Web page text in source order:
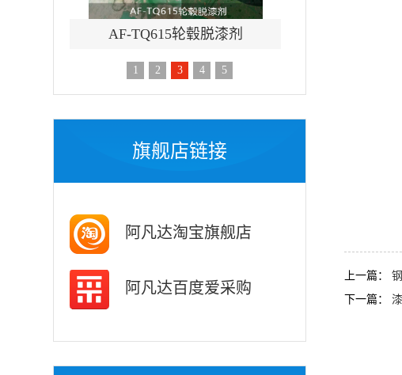
AF-TQ612强力刷涂脱漆剂 AF-CF658
1 2 3 4 5
旗舰店链接
阿凡达淘宝旗舰店
阿凡达百度爱采购
上一篇：
下一篇：